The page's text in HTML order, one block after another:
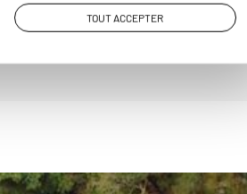
TOUT ACCEPTER